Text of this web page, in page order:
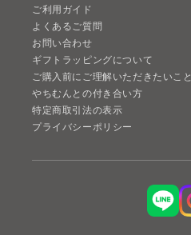
ご利用ガイド
よくあるご質問
お問い合わせ
ギフトラッピングについて
ご購入前にご理解いただきたいこと
やちむんとの付き合い方
特定商取引法の表示
プライバシーポリシー